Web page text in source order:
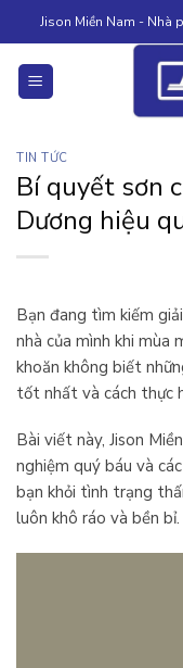
to
content
Jison Miền Nam - Nhà
TIN TỨC
Bí quyết sơn
Dương hiệu
Bạn đang tìm kiếm
nhà của mình khi mùa
khoăn không biết
tốt nhất và cách thực
Bài viết này, Jison
nghiệm quý báu và
bạn khỏi tình trạng
luôn khô ráo và bền bỉ.